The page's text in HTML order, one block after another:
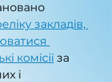
закладів,
комісії за
і